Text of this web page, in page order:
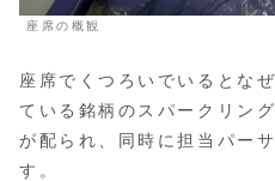
座席の概観
座席でくつろいでいるとな
ている銘柄のスパークリン
が配られ、同時に担当パー
す。